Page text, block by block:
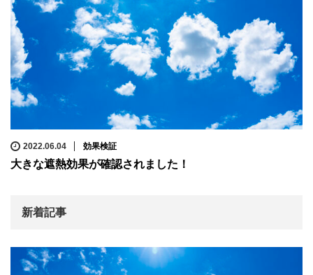
2022.06.04 効果検証
大きな遮熱効果が確認されました！
新着記事